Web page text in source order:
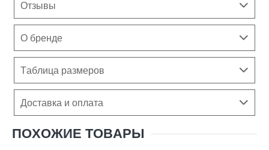
Отзывы
О бренде
Таблица размеров
Доставка и оплата
ПОХОЖИЕ ТОВАРЫ